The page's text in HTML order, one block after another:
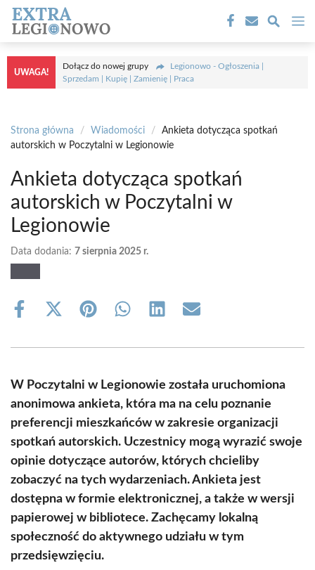
Przejdź
treści
UWAGA!
Dołącz do nowej grupy
Legionowo - Ogłoszenia |
Sprzedam | Kupię | Zamienię | Praca
Strona główna / Wiadomości /
Ankieta dotycząca spotkań
autorskich w Poczytalni w Legionowie
Ankieta dotycząca spotkań
autorskich w Poczytalni w
Legionowie
Data dodania: 7 sierpnia 2025 r.
Share
Share
(Twitter)
Share Share Share Share
W Poczytalni w Legionowie została uruchomiona
anonimowa ankieta, która ma na celu poznanie
preferencji mieszkańców w zakresie organizacji
spotkań autorskich. Uczestnicy mogą wyrazić swoje
opinie dotyczące autorów, których chcieliby
zobaczyć na tych wydarzeniach. Ankieta jest
dostępna w formie elektronicznej, a także w wersji
papierowej w bibliotece. Zachęcamy lokalną
społeczność do aktywnego udziału w tym
przedsięwzięciu.